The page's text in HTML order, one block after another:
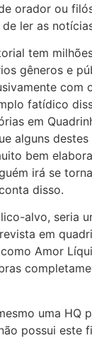
orador ou
ler as
tem
gêneros e
com
fatídico
em
alguns
bem
irá se
disso.
alvo, seria
em
Amor
uma HQ
possui este